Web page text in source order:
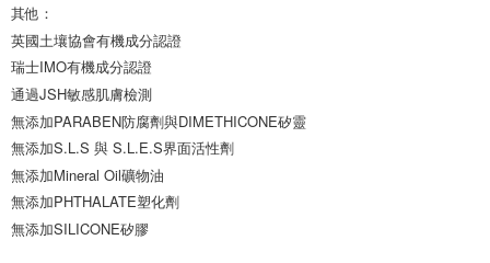
其他：
英國土壤協會有機成分認證
瑞士IMO有機成分認證
通過JSH敏感肌膚檢測
無添加PARABEN防腐劑與DIMETHICONE矽靈
無添加S.L.S 與 S.L.E.S界面活性劑
無添加Mineral Oil礦物油
無添加PHTHALATE塑化劑
無添加SILICONE矽膠